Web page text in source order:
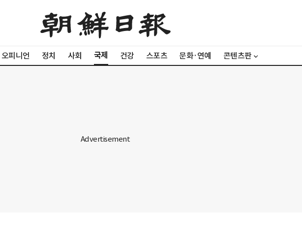
오피니언 정치 사회 국제 건강 스포츠 문화·연예 콘텐츠판